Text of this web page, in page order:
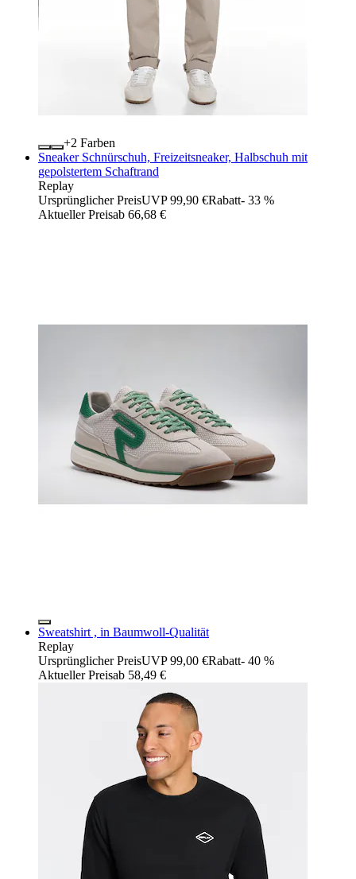
+
Farben
Sneaker Schnürschuh, Freizeitsneaker, Halbschuh mit
gepolstertem Schaftrand
Replay
Ursprünglicher PreisUVP 99,90 €Rabatt- 33 %
Aktueller Preisab 66,68 €
Sweatshirt , in Baumwoll-Qualität
Replay
Ursprünglicher PreisUVP 99,00 €Rabatt- 40 %
Aktueller Preisab 58,49 €